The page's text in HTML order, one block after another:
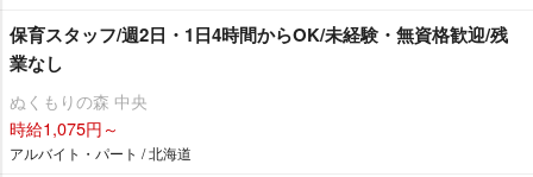
保育スタッフ/週2日・1日4時間からOK/未経験・無資格歓迎/残
業なし
ぬくもりの森 中央
時給1,075円～
アルバイト・パート / 北海道